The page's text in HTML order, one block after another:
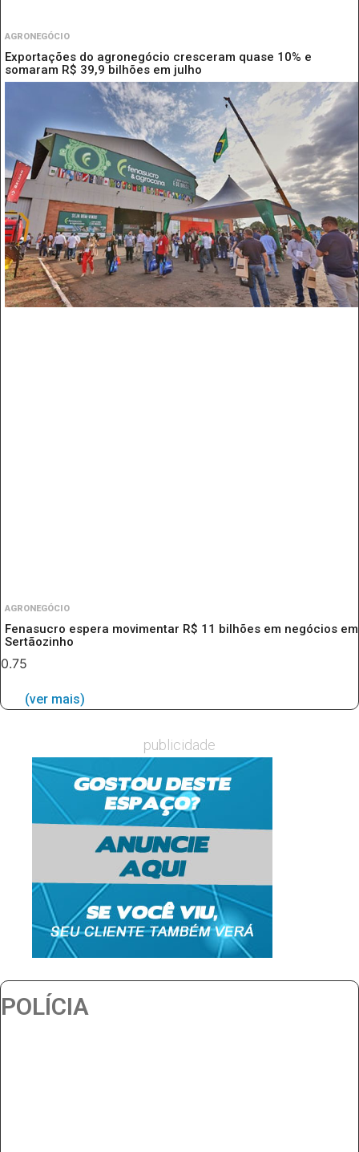
AGRONEGÓCIO
Exportações do agronegócio cresceram quase 10% e
somaram R$ 39,9 bilhões em julho
AGRONEGÓCIO
Fenasucro espera movimentar R$ 11 bilhões em negócios em
Sertãozinho
(ver mais)
publicidade
POLÍCIA